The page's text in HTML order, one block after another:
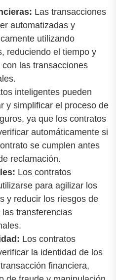
Las transacciones
automatizadas y
utilizando
reduciendo el tiempo y
las transacciones
inteligentes pueden
y simplificar el proceso de
ya que los contratos
automáticamente si
se cumplen antes
reclamación.
Los contratos
para agilizar los
y reducir los riesgos de
transferencias
Los contratos
la identidad de los
financiera,